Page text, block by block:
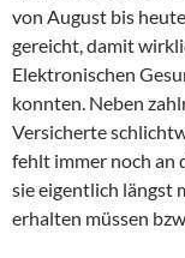
von August bis
gereicht, damit
Elektronischen
konnten. Neben
Versicherte
fehlt immer noch an
sie eigentlich längst
erhalten müssen